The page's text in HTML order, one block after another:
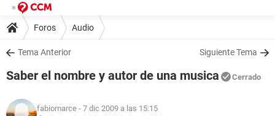
Foros Audio
Tema Anterior Siguiente Tema
Saber el nombre y autor de una musica Cerrado
fabiomarce - 7 dic 2009 a las 15:15